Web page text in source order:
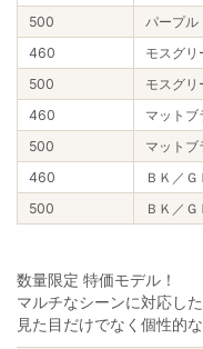
500
パープル
460
モスグリ
500
モスグリ
460
マットブ
500
マットブ
460
ＢＫ／ＧＬ
500
ＢＫ／ＧＬ
数量限定 特価モデル！
マルチなシーンに対応し
見た目だけでなく個性的